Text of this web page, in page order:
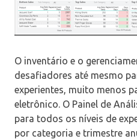
O inventário e o
desafiadores até mesmo
experientes, muito menos
eletrônico. O Painel de
para todos os níveis de
por categoria e trimestre